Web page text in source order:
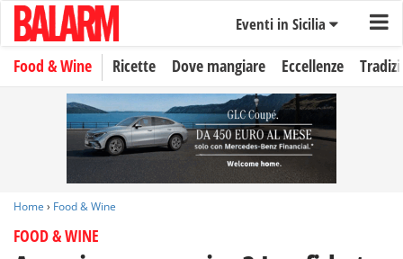
Eventi in Sicilia
Food & Wine Ricette Dove mangiare Eccellenze
Home › Food & Wine
FOOD & WINE